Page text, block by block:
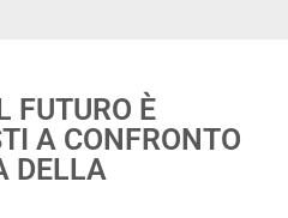
FUTURO È
A CONFRONTO
DELLA